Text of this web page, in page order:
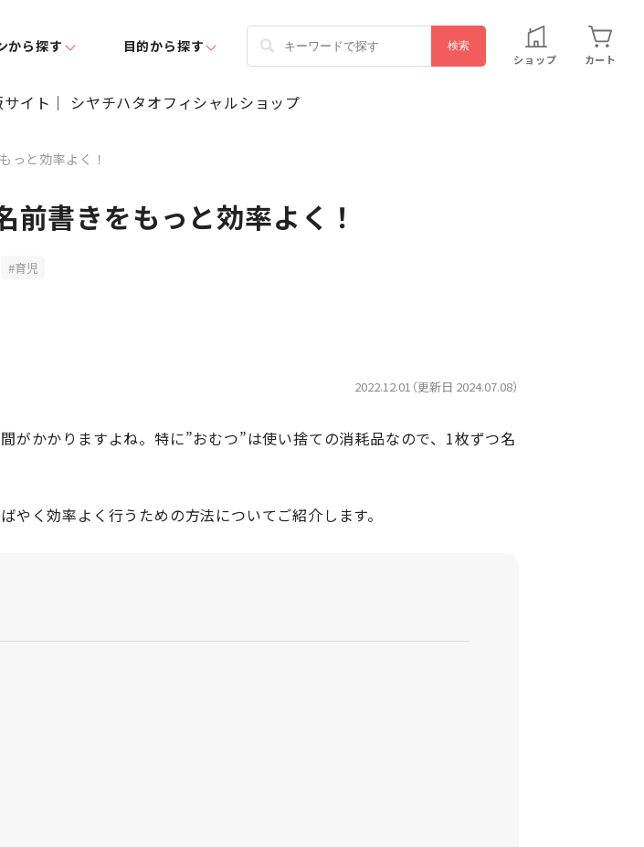
から探す 目的から探す
ショップ カート
っと効率よく！
前書きをもっと効率よく！
育児
2022.12.01（更新日 2024.07.08）
がかかりますよね。特に”おむつ”は使い捨ての消耗品なので、1枚ずつ名
く効率よく行うための方法についてご紹介します。